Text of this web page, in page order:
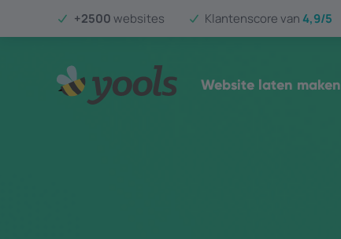
+2500 websites Klantenscore van4,9/5
Website laten maken